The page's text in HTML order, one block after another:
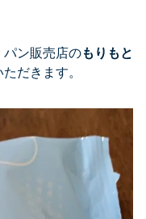
パン販売店のもりもと
だきます。